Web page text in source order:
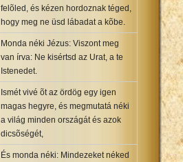
felõled, és kézen hordoznak téged,
hogy meg ne üsd lábadat a kõbe.
Monda néki Jézus: Viszont meg
van írva: Ne kisértsd az Urat, a te
Istenedet.
Ismét vivé õt az ördög egy igen
magas hegyre, és megmutatá néki
a világ minden országát és azok
dicsõségét,
És monda néki: Mindezeket néked